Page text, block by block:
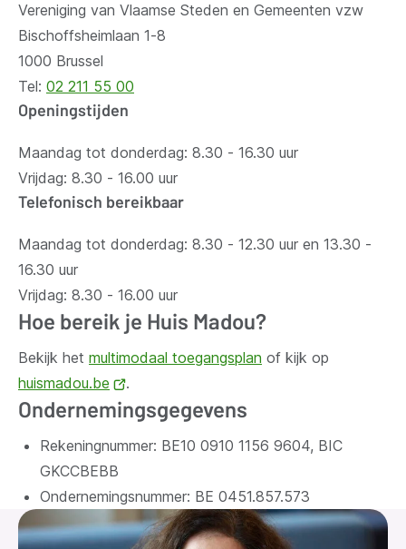
Vereniging van Vlaamse Steden en Gemeenten vzw
Bischoffsheimlaan 1-8
1000 Brussel
Tel: 02 211 55 00
Openingstijden
Maandag tot donderdag: 8.30 - 16.30 uur
Vrijdag: 8.30 - 16.00 uur
Telefonisch bereikbaar
Maandag tot donderdag: 8.30 - 12.30 uur en 13.30 -
16.30 uur
Vrijdag: 8.30 - 16.00 uur
Hoe bereik je Huis Madou?
Bekijk het multimodaal toegangsplan of kijk op
huismadou.be
(opent
nieuw
.
Ondernemingsgegevens
Rekeningnummer: BE10 0910 1156 9604, BIC
GKCCBEBB
Ondernemingsnummer: BE 0451.857.573